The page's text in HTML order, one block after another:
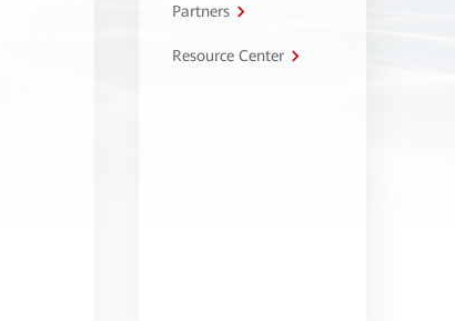
Partners
Resource Center